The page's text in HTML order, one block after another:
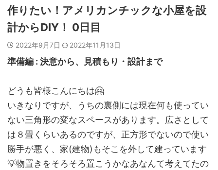
作りたい！アメリカンチックな小屋を設
計からDIY！ 0日目
2022年9月7日 2022年11月13日
準備編 : 決意から、見積もり・設計まで
どうも皆様こんにちは🤗
いきなりですが、うちの裏側には現在何も使ってい
ない三角形の変なスペースがあります。広さとして
は８畳くらいあるのですが、正方形でないので使い
勝手が悪く、家(建物)もそこを外して建っています
💡物置きをそろそろ置こうかなあなんて考えてたの